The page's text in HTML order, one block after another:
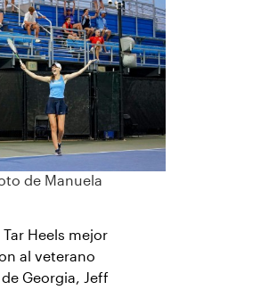
de Manuela
Heels mejor
al veterano
Georgia, Jeff